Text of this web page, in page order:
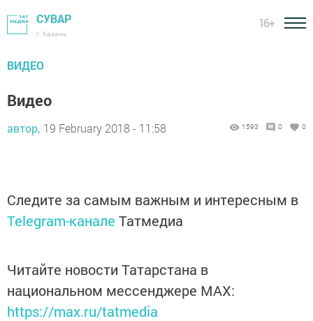
СУВАР
г. Казань
16+
ВИДЕО
Видео
автор, 19 February 2018 - 11:58 1593 0 0
Следите за самым важным и интересным в
Telegram-канале Татмедиа
Читайте новости Татарстана в
национальном мессенджере MАХ:
https://max.ru/tatmedia